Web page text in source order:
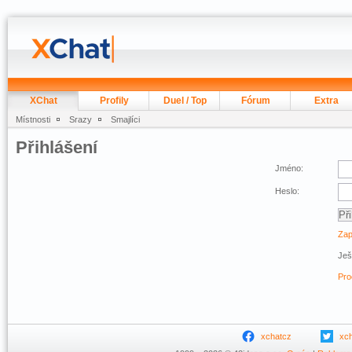
XChat Profily Duel / Top Fórum Extra
Místnosti Srazy Smajlíci
Přihlášení
Jméno:
Heslo:
xchatcz